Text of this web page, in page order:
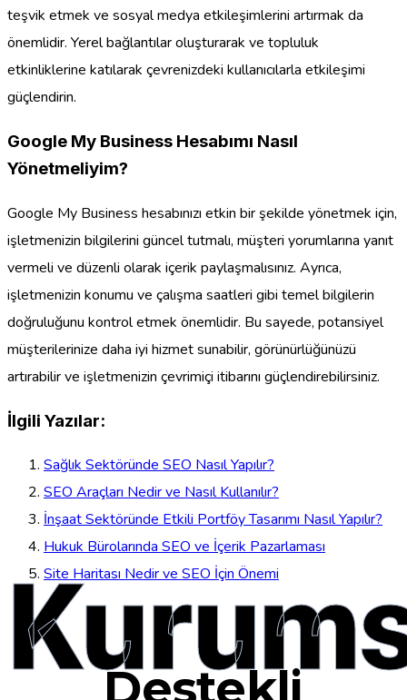
teşvik etmek ve sosyal medya etkileşimlerini artırmak da
önemlidir. Yerel bağlantılar oluşturarak ve topluluk
etkinliklerine katılarak çevrenizdeki kullanıcılarla etkileşimi
güçlendirin.
Google My Business Hesabımı Nasıl
Yönetmeliyim?
Google My Business hesabınızı etkin bir şekilde yönetmek için,
işletmenizin bilgilerini güncel tutmalı, müşteri yorumlarına yanıt
vermeli ve düzenli olarak içerik paylaşmalısınız. Ayrıca,
işletmenizin konumu ve çalışma saatleri gibi temel bilgilerin
doğruluğunu kontrol etmek önemlidir. Bu sayede, potansiyel
müşterilerinize daha iyi hizmet sunabilir, görünürlüğünüzü
artırabilir ve işletmenizin çevrimiçi itibarını güçlendirebilirsiniz.
İlgili Yazılar:
Sağlık Sektöründe SEO Nasıl Yapılır?
SEO Araçları Nedir ve Nasıl Kullanılır?
İnşaat Sektöründe Etkili Portföy Tasarımı Nasıl Yapılır?
Hukuk Bürolarında SEO ve İçerik Pazarlaması
Site Haritası Nedir ve SEO İçin Önemi